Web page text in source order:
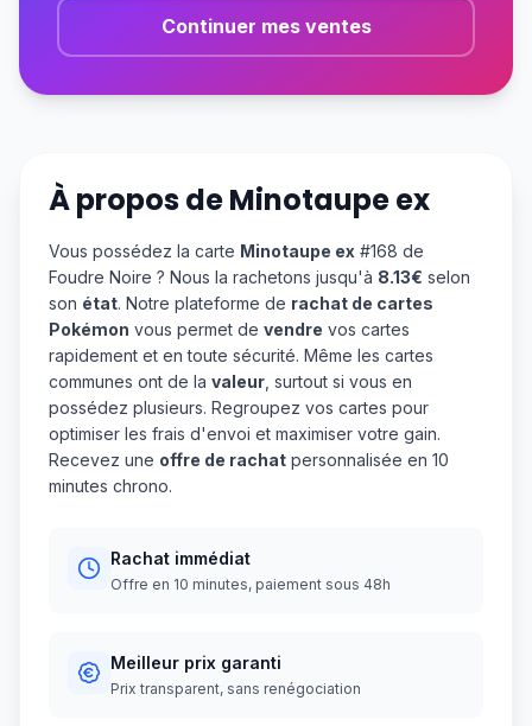
Continuer mes ventes
À propos deMinotaupe ex
Vous possédez la carte Minotaupe ex #168 de
Foudre Noire ? Nous la rachetons jusqu'à 8.13€ selon
son état. Notre plateforme de rachat de cartes
Pokémon vous permet de vendre vos cartes
rapidement et en toute sécurité. Même les cartes
communes ont de la valeur , surtout si vous en
possédez plusieurs. Regroupez vos cartes pour
optimiser les frais d'envoi et maximiser votre gain.
Recevez une offre de rachat personnalisée en 10
minutes chrono.
Rachat immédiat
Offre en 10 minutes, paiement sous 48h
Meilleur prix garanti
Prix transparent, sans renégociation